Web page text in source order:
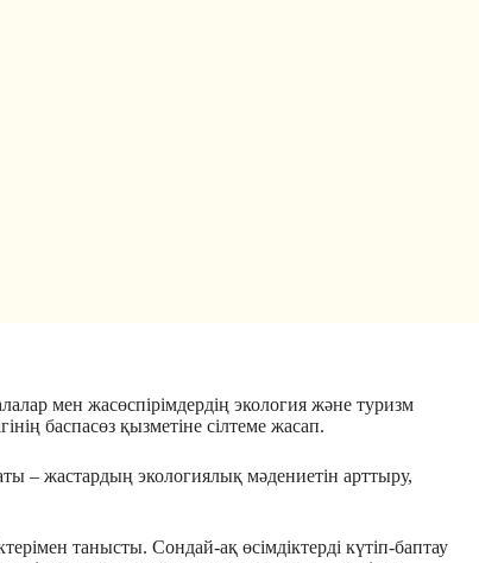
мен жасөспірімдердің экология және туризм
баспасөз қызметіне сілтеме жасап.
– жастардың экологиялық мәдениетін арттыру,
танысты. Сондай-ақ өсімдіктерді күтіп-баптау